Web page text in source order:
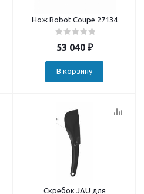
Нож Robot Coupe 27134
53 040₽
В корзину
Скребок JAU для